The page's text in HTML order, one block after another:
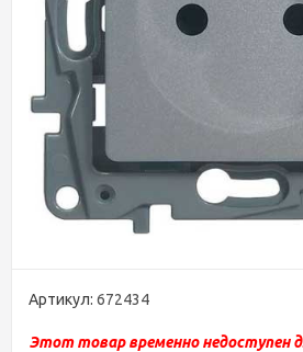
Артикул: 672434
Этот товар временно недоступен